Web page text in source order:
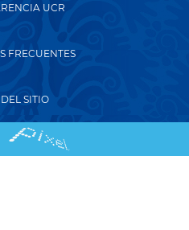
UCR
FRECUENTES
SITIO